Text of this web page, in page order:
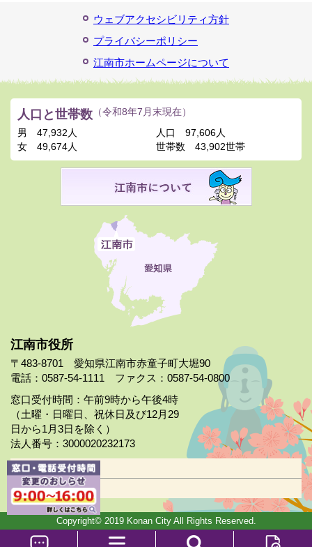
ウェブアクセシビリティ方針
プライバシーポリシー
江南市ホームページについて
江南市役所
〒483-8701 愛知県江南市赤童子町大堀90
電話：0587-54-1111 ファクス：0587-54-0800
窓口受付時間：午前9時から午後4時
（土曜・日曜日、祝休日及び12月29
日から1月3日を除く）
法人番号：3000020232173
市役所案内
日曜市役所
人口と世帯数 （令和8年7月末現在）
男
47,932人
女
49,674人
人口
97,606人
世帯数
43,902世帯
Copyright© 2019 Konan City All Rights Reserved.